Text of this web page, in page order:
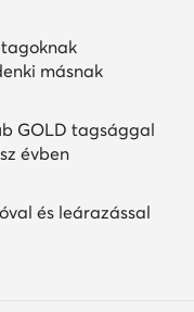
másnak
GOLD tagsággal
évben
és leárazással